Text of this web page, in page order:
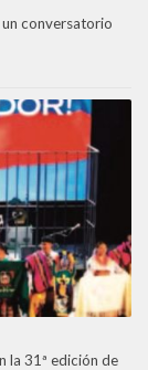
un conversatorio
la 31ª edición de